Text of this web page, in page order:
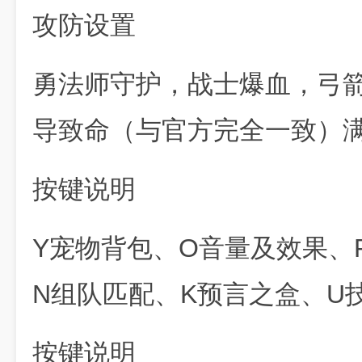
攻防设置
勇法师守护，战士爆血，弓
导致命（与官方完全一致）
按键说明
Y宠物背包、O音量及效果
N组队匹配、K预言之盒、U
按键说明